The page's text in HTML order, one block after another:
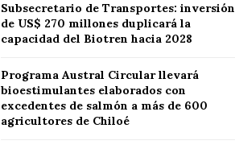
Subsecretario de Transportes: inversión
de US$ 270 millones duplicará la
capacidad del Biotren hacia 2028
Programa Austral Circular llevará
bioestimulantes elaborados con
excedentes de salmón a más de 600
agricultores de Chiloé